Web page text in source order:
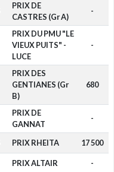
PRIX DE
CASTRES (Gr A)
-
PRIX DU PMU "LE
VIEUX PUITS" -
LUCE
-
PRIX DES
GENTIANES (Gr
B)
680
PRIX DE
GANNAT
-
PRIX RHEITA 17 500
PRIX ALTAIR -